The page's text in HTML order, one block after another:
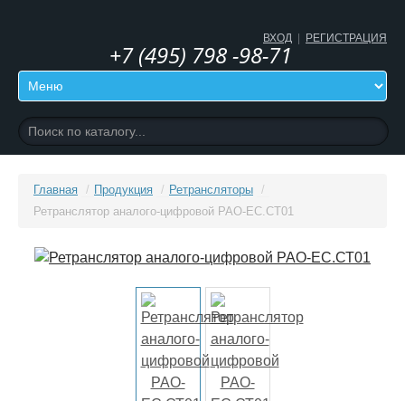
+7 (495) 798 -98-71
ВХОД РЕГИСТРАЦИЯ
Главная / Продукция / Ретрансляторы /
Ретранслятор аналого-цифровой РАО-ЕС.СТ01